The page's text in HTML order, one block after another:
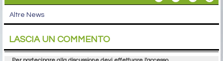
Altre News
LASCIA UN COMMENTO